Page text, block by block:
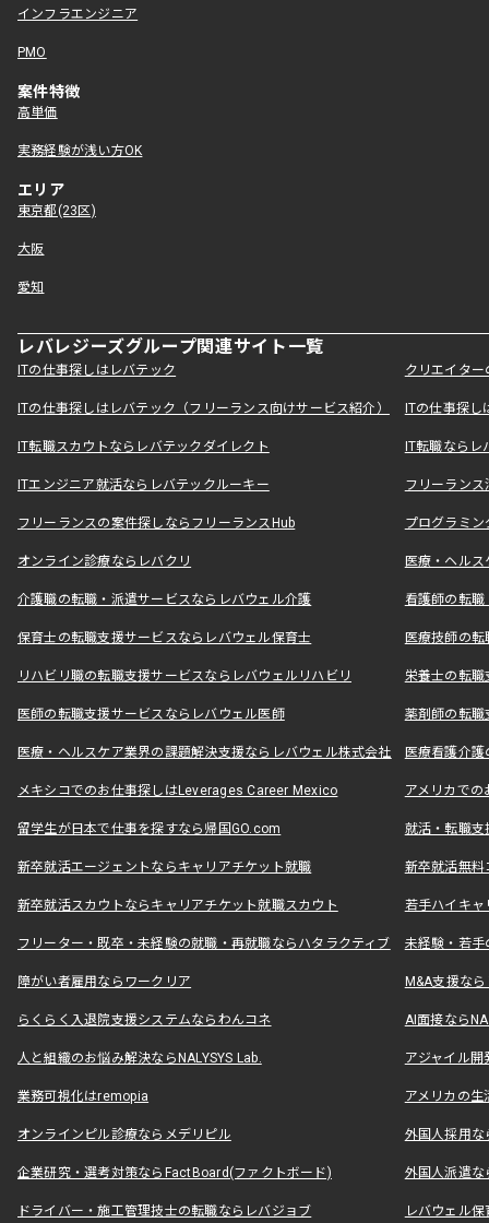
インフラエンジニア
PMO
案件特徴
高単価
実務経験が浅い方OK
エリア
東京都(23区)
大阪
愛知
レバレジーズグループ関連サイト一覧
ITの仕事探しはレバテック クリエイタ
ITの仕事探しはレバテック（フリーランス向けサービス紹介） ITの仕事探
IT転職スカウトならレバテックダイレクト IT転職なら
ITエンジニア就活ならレバテックルーキー フリーラン
フリーランスの案件探しならフリーランスHub プログラミ
オンライン診療ならレバクリ 医療・ヘル
介護職の転職・派遣サービスならレバウェル介護 看護師の転
保育士の転職支援サービスならレバウェル保育士 医療技師の
リハビリ職の転職支援サービスならレバウェルリハビリ 栄養士の転
医師の転職支援サービスならレバウェル医師 薬剤師の転
医療・ヘルスケア業界の課題解決支援ならレバウェル株式会社 医療看護介
メキシコでのお仕事探しはLeverages Career Mexico アメリカで
留学生が日本で仕事を探すなら帰国GO.com 就活・転職
新卒就活エージェントならキャリアチケット就職 新卒就活無料
新卒就活スカウトならキャリアチケット就職スカウト 若手ハイキ
フリーター・既卒・未経験の就職・再就職ならハタラクティブ 未経験・若手
障がい者雇用ならワークリア M&A支援な
らくらく入退院支援システムならわんコネ AI面接なら
人と組織のお悩み解決ならNALYSYS Lab. アジャイル
業務可視化はremopia アメリカの
オンラインピル診療ならメデリピル 外国人採用
企業研究・選考対策ならFactBoard(ファクトボード) 外国人派遣な
ドライバー・施工管理技士の転職ならレバジョブ レバウェル